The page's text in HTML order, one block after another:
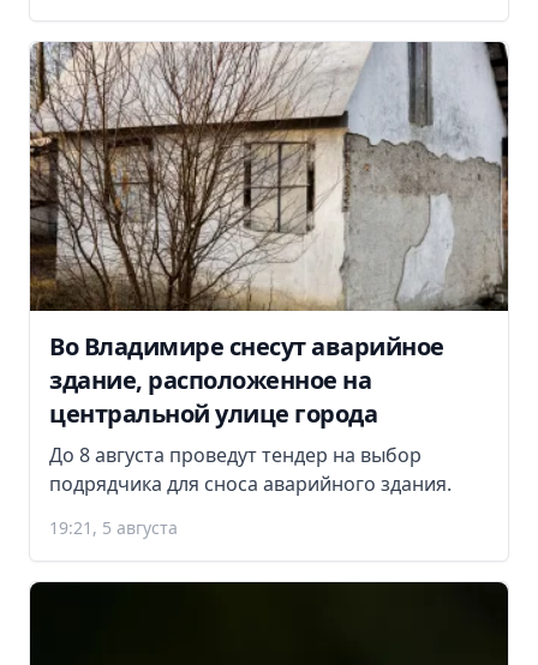
Во Владимире снесут аварийное
здание, расположенное на
центральной улице города
До 8 августа проведут тендер на выбор
подрядчика для сноса аварийного здания.
19:21, 5 августа